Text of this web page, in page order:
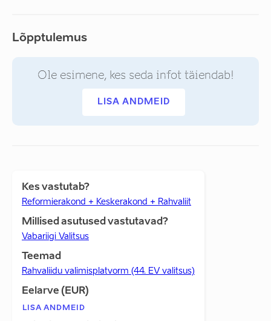
Lõpptulemus
Ole esimene, kes seda infot täiendab!
LISA ANDMEID
Kes vastutab?
Reformierakond + Keskerakond + Rahvaliit
Millised asutused vastutavad?
Vabariigi Valitsus
Teemad
Rahvaliidu valimisplatvorm (44. EV valitsus)
Eelarve (EUR)
LISA ANDMEID